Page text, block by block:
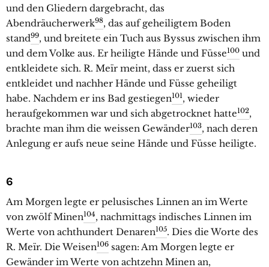
und den Gliedern dargebracht, das
Abendräucherwerk98, das auf geheiligtem Boden
stand99, und breitete ein Tuch aus Byssus zwischen ihm
und dem Volke aus. Er heiligte Hände und Füsse100 und
entkleidete sich. R. Meïr meint, dass er zuerst sich
entkleidet und nachher Hände und Füsse geheiligt
habe. Nachdem er ins Bad gestiegen101, wieder
heraufgekommen war und sich abgetrocknet hatte102,
brachte man ihm die weissen Gewänder103, nach deren
Anlegung er aufs neue seine Hände und Füsse heiligte.
6
Am Morgen legte er pelusisches Linnen an im Werte
von zwölf Minen104, nachmittags indisches Linnen im
Werte von achthundert Denaren105. Dies die Worte des
R. Meïr. Die Weisen106 sagen: Am Morgen legte er
Gewänder im Werte von achtzehn Minen an,